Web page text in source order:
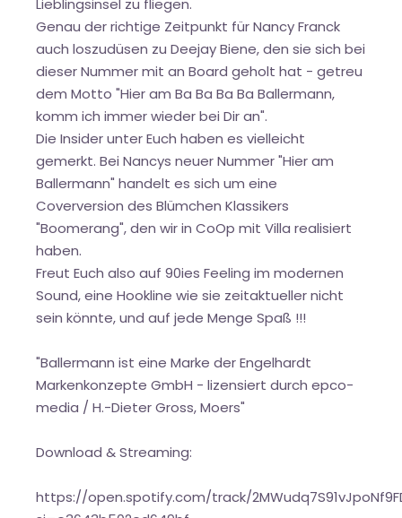
Lieblingsinsel zu fliegen.
Genau der richtige Zeitpunkt für Nancy Franck
auch loszudüsen zu Deejay Biene, den sie sich bei
dieser Nummer mit an Board geholt hat - getreu
dem Motto "Hier am Ba Ba Ba Ba Ballermann,
komm ich immer wieder bei Dir an".
Die Insider unter Euch haben es vielleicht
gemerkt. Bei Nancys neuer Nummer "Hier am
Ballermann" handelt es sich um eine
Coverversion des Blümchen Klassikers
"Boomerang", den wir in CoOp mit Villa realisiert
haben.
Freut Euch also auf 90ies Feeling im modernen
Sound, eine Hookline wie sie zeitaktueller nicht
sein könnte, und auf jede Menge Spaß !!!
"Ballermann ist eine Marke der Engelhardt
Markenkonzepte GmbH - lizensiert durch epco-
media / H.-Dieter Gross, Moers"
Download & Streaming:
https://open.spotify.com/track/